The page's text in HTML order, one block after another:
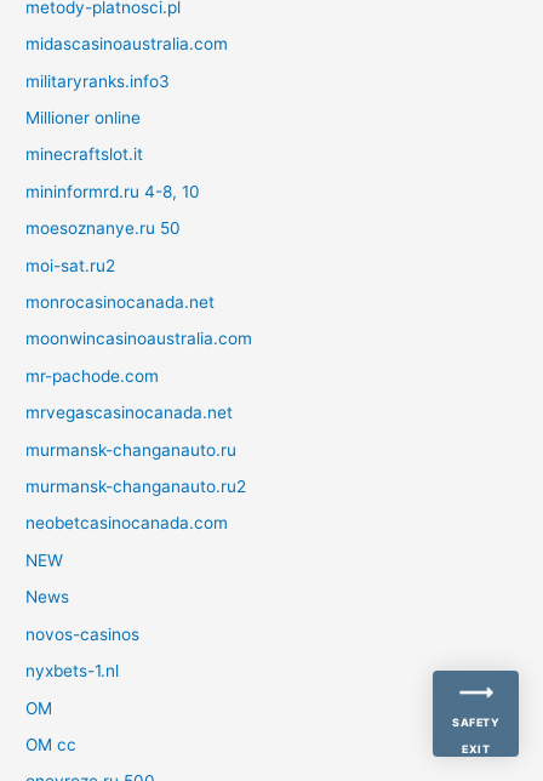
metody-platnosci.pl
midascasinoaustralia.com
militaryranks.info3
Millioner online
minecraftslot.it
mininformrd.ru 4-8, 10
moesoznanye.ru 50
moi-sat.ru2
monrocasinocanada.net
moonwincasinoaustralia.com
mr-pachode.com
mrvegascasinocanada.net
murmansk-changanauto.ru
murmansk-changanauto.ru2
neobetcasinocanada.com
NEW
News
novos-casinos
nyxbets-1.nl
OM
OM cc
SAFETY
EXIT